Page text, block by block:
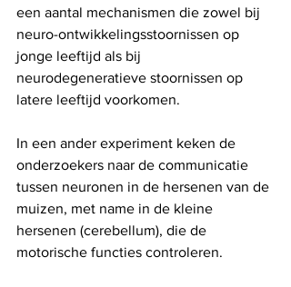
een aantal mechanismen die zowel bij
neuro-ontwikkelingsstoornissen op
jonge leeftijd als bij
neurodegeneratieve stoornissen op
latere leeftijd voorkomen.
In een ander experiment keken de
onderzoekers naar de communicatie
tussen neuronen in de hersenen van de
muizen, met name in de kleine
hersenen (cerebellum), die de
motorische functies controleren.